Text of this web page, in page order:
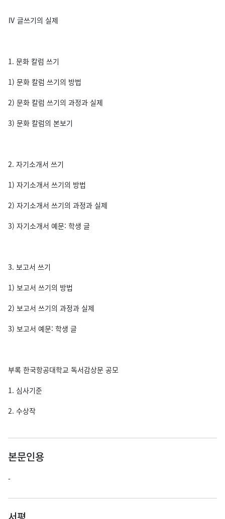
Ⅳ 글쓰기의 실제
1. 문화 칼럼 쓰기
1) 문화 칼럼 쓰기의 방법
2) 문화 칼럼 쓰기의 과정과 실제
3) 문화 칼럼의 본보기
2. 자기소개서 쓰기
1) 자기소개서 쓰기의 방법
2) 자기소개서 쓰기의 과정과 실제
3) 자기소개서 예문: 학생 글
3. 보고서 쓰기
1) 보고서 쓰기의 방법
2) 보고서 쓰기의 과정과 실제
3) 보고서 예문: 학생 글
부록 한국항공대학교 독서감상문 공모
1. 심사기준
2. 수상작
본문인용
-